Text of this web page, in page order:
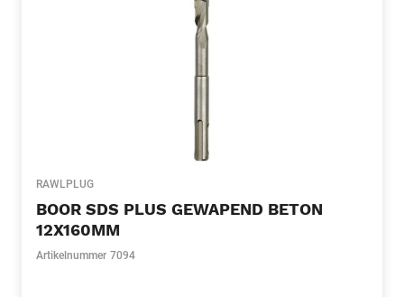
RAWLPLUG
BOOR SDS PLUS GEWAPEND BETON
12X160MM
Artikelnummer 7094